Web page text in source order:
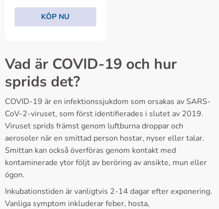
KÖP NU
Vad är COVID-19 och hur
sprids det?
COVID-19 är en infektionssjukdom som orsakas av SARS-
CoV-2-viruset, som först identifierades i slutet av 2019.
Viruset sprids främst genom luftburna droppar och
aerosoler när en smittad person hostar, nyser eller talar.
Smittan kan också överföras genom kontakt med
kontaminerade ytor följt av beröring av ansikte, mun eller
ögon.
Inkubationstiden är vanligtvis 2-14 dagar efter exponering.
Vanliga symptom inkluderar feber, hosta,